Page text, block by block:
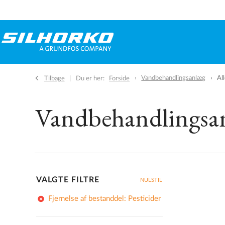
Tilbage Du er her: Forside Vandbehandlingsanlæg
VALGTE FILTRE NULSTIL
add_circle Fjernelse af bestanddel: Pesticider